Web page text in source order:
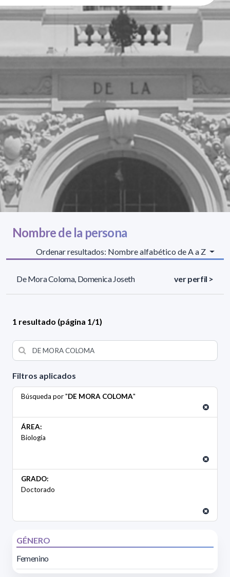
Filtros aplicados
Búsqueda por "DE MORA COLOMA"
ÁREA:
Biología
GRADO:
Doctorado
GÉNERO
Femenino
Nombre de la persona
Ordenar resultados: Nombre alfabético de A a Z
De Mora Coloma, Domenica Joseth ver perfil >
1 resultado (página 1/1)